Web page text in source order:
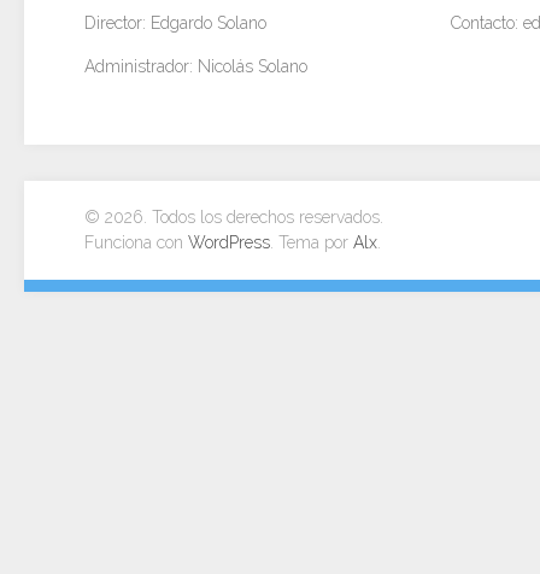
Director: Edgardo Solano
Administrador: Nicolás Solano
Contacto:
© 2026. Todos los derechos reservados.
Funciona con WordPress . Tema por Alx